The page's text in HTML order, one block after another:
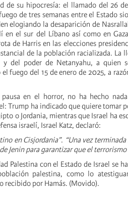
de su hipocresía: el llamado del 26
de tres semanas entre el Estado
elogiando la desaparición de
el sur del Líbano así como en
de Harris en las elecciones
de la población racializada. La
del poder de Netanyahu, a quien
fuego del 15 de enero de 2025, a
en el horror, no ha hecho
Trump ha indicado que quiere tomar
o Jordania, mientras que Israel ha
israelí, Israel Katz, declaró:
en Cisjordania”. “Una vez
Jenin para garantizar que el terrorismo
Palestina con el Estado de Israel se
palestina, como lo
recibido por Hamás. (Movido).